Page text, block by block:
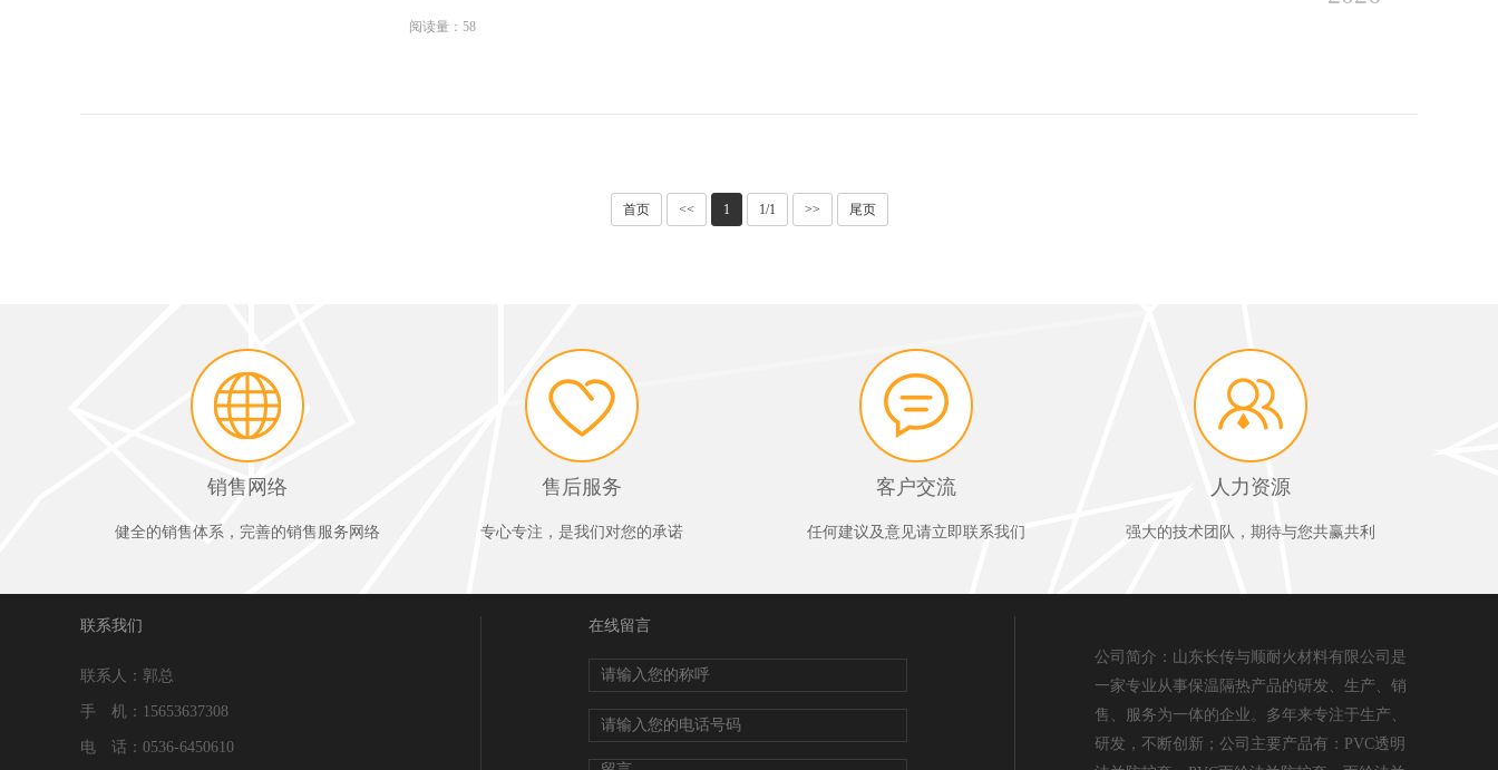
阅读量：58
首页 << 1 1/1 >> 尾页
销售网络
健全的销售体系，完善的销售服务网络
售后服务
专心专注，是我们对您的承诺
客户交流
任何建议及意见请立即联系我们
人力资源
强大的技术团队，期待与您共赢共利
联系我们
联系人：郭总
手 机：15653637308
电 话：0536-6450610
在线留言
公司简介：山东长传与顺耐火材料有限公司是
一家专业从事保温隔热产品的研发、生产、销
售、服务为一体的企业。多年来专注于生产、
研发，不断创新；公司主要产品有：PVC透明